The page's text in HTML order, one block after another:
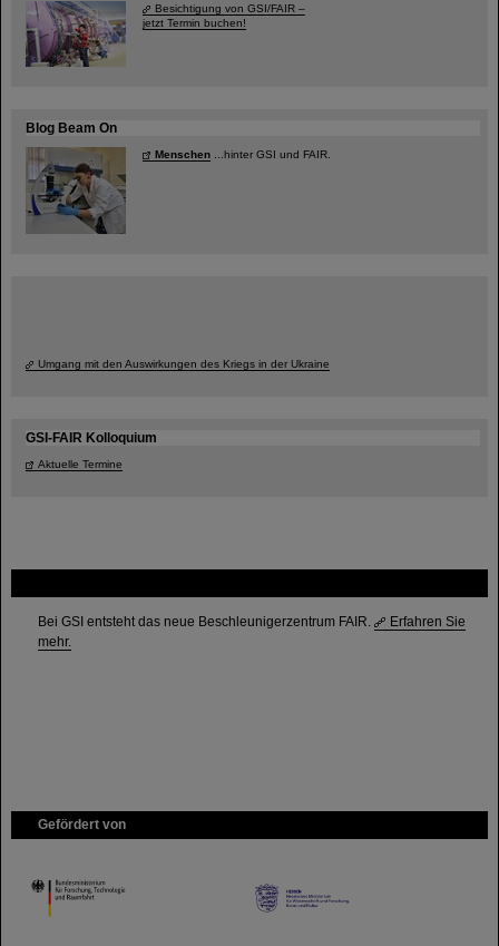
Bei GSI entsteht das neue Beschleunigerzentrum FAIR.
Erfahren Sie
mehr.
Gefördert von
HMWK
Besichtigung von GSI/FAIR –
jetzt Termin buchen!
Blog Beam On
Menschen ...hinter GSI und FAIR.
Umgang mit den Auswirkungen des Kriegs in der Ukraine
GSI-FAIR Kolloquium
Aktuelle Termine